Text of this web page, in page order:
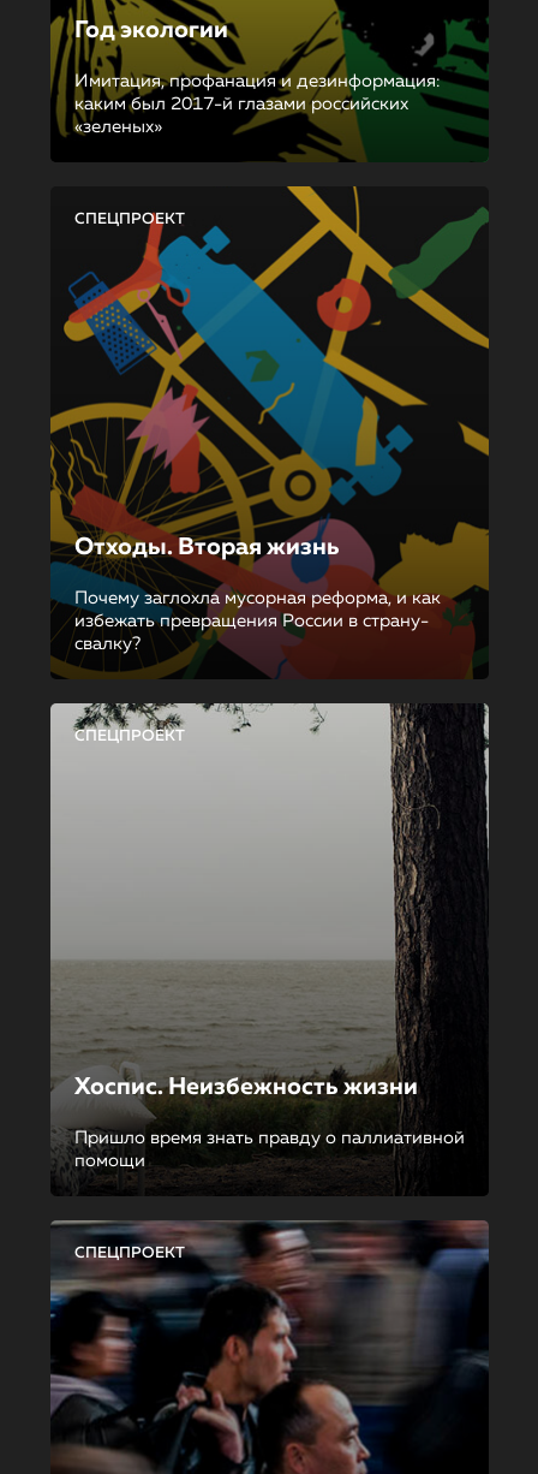
Год экологии
Имитация, профанация и дезинформация:
каким был 2017-й глазами российских
«зеленых»
СПЕЦПРОЕКТ
Отходы. Вторая жизнь
Почему заглохла мусорная реформа, и как
избежать превращения России в страну-
свалку?
СПЕЦПРОЕКТ
Хоспис. Неизбежность жизни
Пришло время знать правду о паллиативной
помощи
СПЕЦПРОЕКТ